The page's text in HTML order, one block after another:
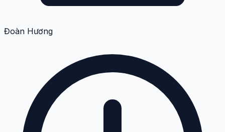
Đoàn Hương